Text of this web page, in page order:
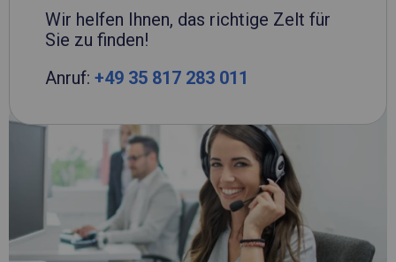
Wir helfen Ihnen, das richtige Zelt für
Sie zu finden!
Anruf: +49 35 817 283 011